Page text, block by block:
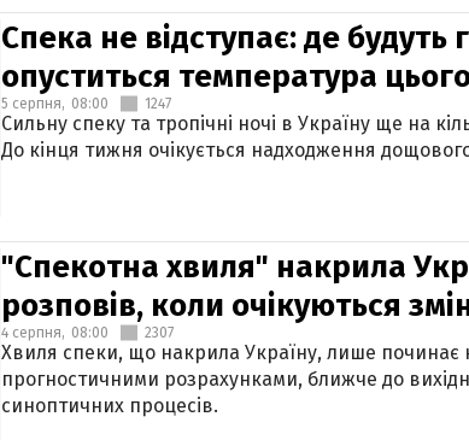
Спека не відступає: де будуть
опуститься температура
5 серпня, 08:00 1247
Сильну спеку та тропічні ночі в Україну ще на
До кінця тижня очікується надходження
"Спекотна хвиля" накрила
розповів, коли очікуються
4 серпня, 08:00 2307
Хвиля спеки, що накрила Україну, лише починає
прогностичними розрахунками, ближче до
синоптичних процесів.